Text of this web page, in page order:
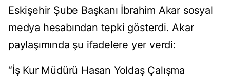
Eskişehir Şube Başkanı İbrahim Akar sosyal
medya hesabından tepki gösterdi. Akar
paylaşımında şu ifadelere yer verdi:
“İş Kur Müdürü Hasan Yoldaş Çalışma